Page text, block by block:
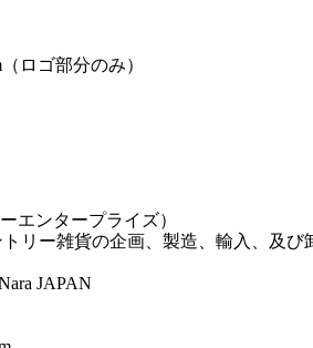
ロゴ部分のみ）
エンタープライズ）
リー雑貨の企画、製造、輸入、及び
JAPAN